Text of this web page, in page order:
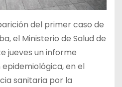
del primer caso de
el Ministerio de Salud de
jueves un informe
en el
sanitaria por la